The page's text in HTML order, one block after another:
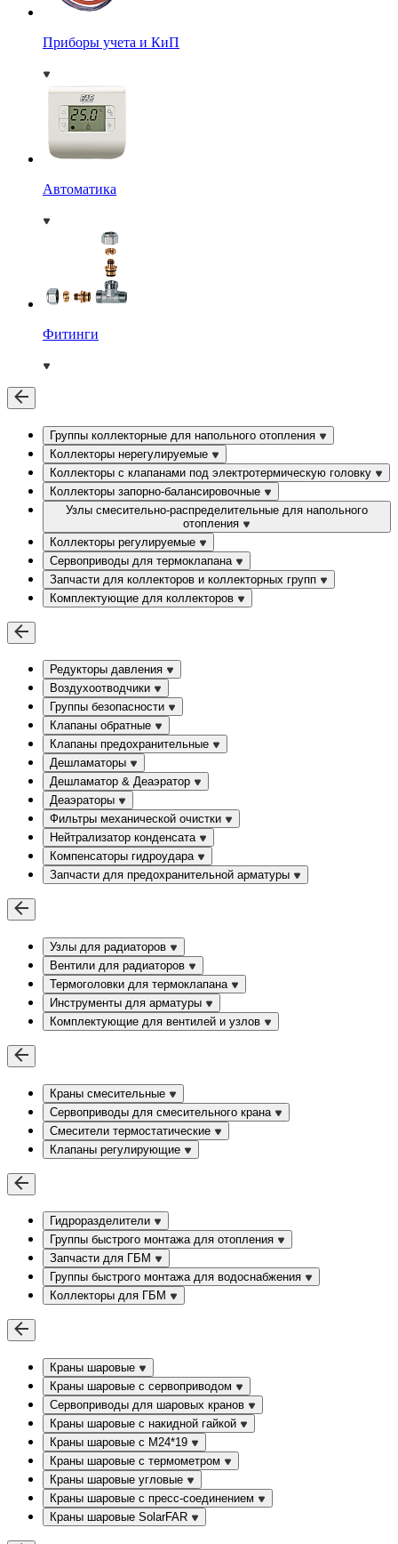
Приборы учета и КиП
Автоматика
Фитинги
Группы коллекторные для напольного отопления
Коллекторы нерегулируемые
Коллекторы с клапанами под электротермическую головку
Коллекторы запорно-балансировочные
Узлы смесительно-распределительные для напольного
отопления
Коллекторы регулируемые
Сервоприводы для термоклапана
Запчасти для коллекторов и коллекторных групп
Комплектующие для коллекторов
Редукторы давления
Воздухоотводчики
Группы безопасности
Клапаны обратные
Клапаны предохранительные
Дешламаторы
Дешламатор & Деаэратор
Деаэраторы
Фильтры механической очистки
Нейтрализатор конденсата
Компенсаторы гидроудара
Запчасти для предохранительной арматуры
Узлы для радиаторов
Вентили для радиаторов
Термоголовки для термоклапана
Инструменты для арматуры
Комплектующие для вентилей и узлов
Краны смесительные
Сервоприводы для смесительного крана
Смесители термостатические
Клапаны регулирующие
Гидроразделители
Группы быстрого монтажа для отопления
Запчасти для ГБМ
Группы быстрого монтажа для водоснабжения
Коллекторы для ГБМ
Краны шаровые
Краны шаровые с сервоприводом
Сервоприводы для шаровых кранов
Краны шаровые с накидной гайкой
Краны шаровые с М24*19
Краны шаровые с термометром
Краны шаровые угловые
Краны шаровые c пресс-соединением
Краны шаровые SolarFAR